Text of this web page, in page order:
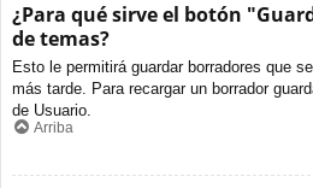
¿Para qué sirve el botón
de temas?
Esto le permitirá guardar borradores que
más tarde. Para recargar un borrador
de Usuario.
Arriba